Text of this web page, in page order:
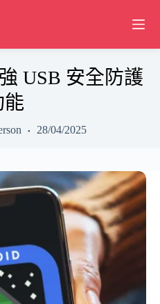
USB 安全防護
能
28/04/2025